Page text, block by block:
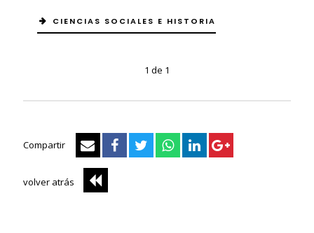
CIENCIAS SOCIALES E HISTORIA
1 de 1
Compartir
volver atrás